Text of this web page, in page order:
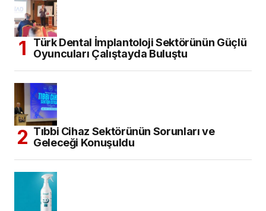
Türk Dental İmplantoloji Sektörünün Güçlü
Oyuncuları Çalıştayda Buluştu
Tıbbi Cihaz Sektörünün Sorunları ve
Geleceği Konuşuldu